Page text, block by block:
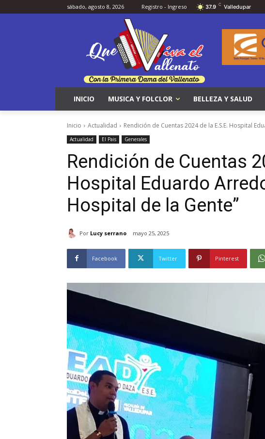
sábado, agosto 8, 2026 Registro - Ingreso 37.9 C Valledupar
INICIO MUSICA Y FOLCLOR BELLEZA Y SALUD
Inicio Actualidad Rendición de Cuentas 2024 de la E.S.E. Hospital
Actualidad El Pais Generales
Rendición de Cuentas
Hospital Eduardo
Hospital de la Gente”
Por Lucy serrano mayo 25, 2025
Facebook Twitter Pinterest